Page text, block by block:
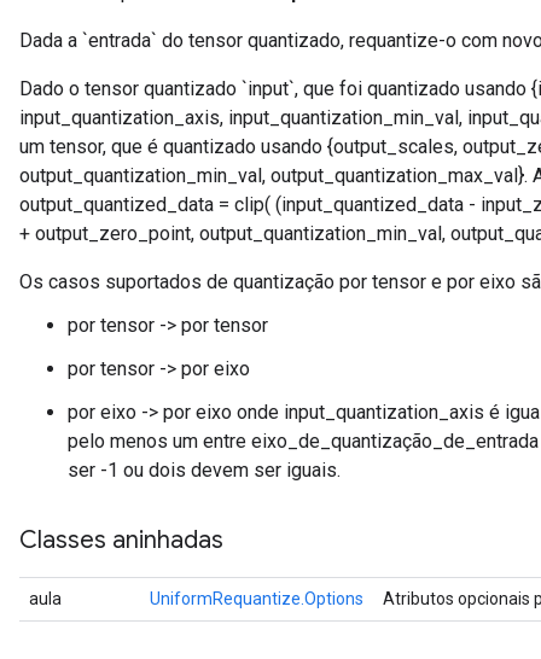
Dada a `entrada` do tensor quantizado, requantize-o com
Dado o tensor quantizado `input`, que foi quantizado usando
input_quantization_axis, input_quantization_min_val,
um tensor, que é quantizado usando {output_scales,
output_quantization_min_val, output_quantization_max_val}.
output_quantized_data = clip( (input_quantized_data -
+ output_zero_point, output_quantization_min_val,
Os casos suportados de quantização por tensor e por eixo
por tensor -> por tensor
por tensor -> por eixo
por eixo -> por eixo onde input_quantization_axis é
pelo menos um entre
ser -1 ou dois devem ser iguais.
Classes aninhadas
aula UniformRequantize.Options Atributos opcionais